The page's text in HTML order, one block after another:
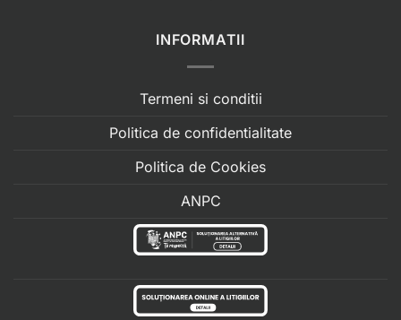
INFORMATII
Termeni si conditii
Politica de confidentialitate
Politica de Cookies
ANPC